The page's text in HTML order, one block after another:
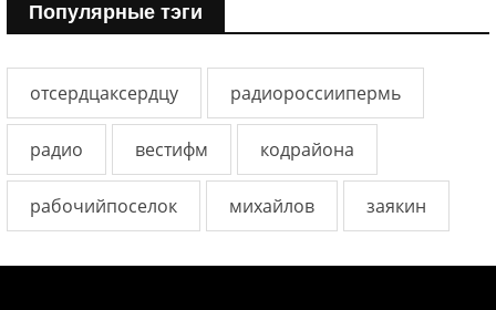
Популярные тэги
отсердцаксердцу радиороссиипермь
радио вестифм кодрайона
рабочийпоселок михайлов заякин